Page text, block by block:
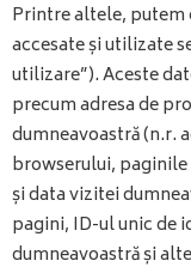
Printre altele,
accesate și utilizate
utilizare”). Aceste
precum adresa de
dumneavoastră (n.r.
browserului,
și data vizitei
pagini, ID-ul unic de
dumneavoastră și